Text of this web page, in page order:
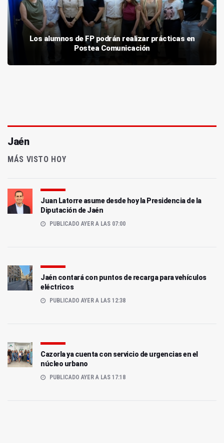
Los alumnos de FP podrán realizar prácticas en
Postea Comunicación
Jaén
MÁS VISTO HOY
Juan Latorre asume desde hoy la Presidencia de la
Diputación de Jaén
PUBLICADO AYER A LAS 07:00
Jaén contará con puntos de recarga para vehículos
eléctricos
PUBLICADO AYER A LAS 12:38
Cazorla ya cuenta con servicio de urgencias en el
núcleo urbano
PUBLICADO AYER A LAS 17:18